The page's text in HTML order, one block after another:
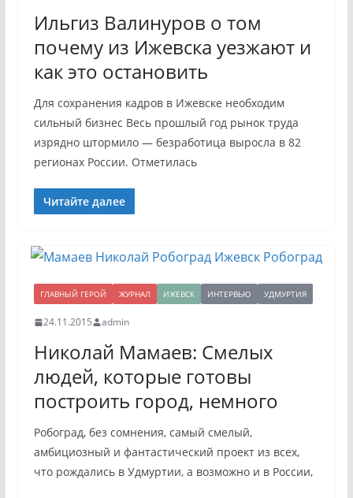
Ильгиз Валинуров о том
почему из Ижевска уезжают и
как это остановить
Для сохранения кадров в Ижевске необходим
сильный бизнес Весь прошлый год рынок труда
изрядно штормило — безработица выросла в 82
регионах России. Отметилась
Читайте далее
ГЛАВНЫЙ ГЕРОЙ ЖУРНАЛ ИЖЕВСК ИНТЕРВЬЮ УДМУРТИЯ
24.11.2015 admin
Николай Мамаев: Смелых
людей, которые готовы
построить город, немного
Робоград, без сомнения, самый смелый,
амбициозный и фантастический проект из всех,
что рождались в Удмуртии, а возможно и в России,